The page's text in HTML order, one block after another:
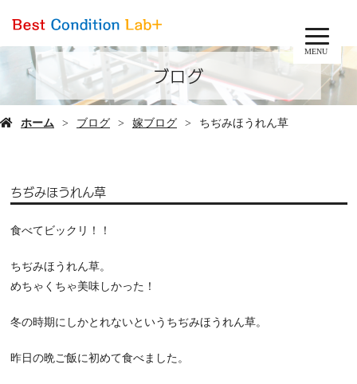
MENU
ブログ
ホーム ブログ 嫁ブログ ちぢみほうれん草
ちぢみほうれん草
食べてビックリ！！
ちぢみほうれん草。
めちゃくちゃ美味しかった！
冬の時期にしかとれないというちぢみほうれん草。
昨日の晩ご飯に初めて食べました。